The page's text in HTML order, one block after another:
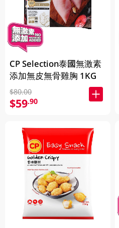
CP Selection泰國無激素
添加無皮無骨雞胸 1KG
$80.00
$59.90